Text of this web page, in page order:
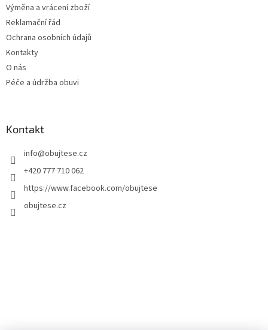
Výměna a vrácení zboží
Reklamační řád
Ochrana osobních údajů
Kontakty
O nás
Péče a údržba obuvi
Kontakt
info@obujtese.cz
+420 777 710 062
https://www.facebook.com/obujtese
obujtese.cz